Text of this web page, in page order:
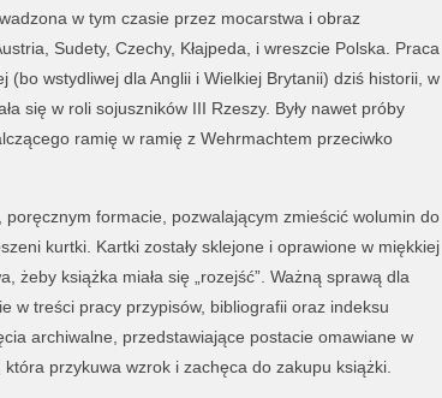
w tym czasie przez mocarstwa i obraz
Sudety, Czechy, Kłajpeda, i wreszcie Polska. Praca
(bo wstydliwej dla Anglii i Wielkiej Brytanii) dziś historii, w
się w roli sojuszników III Rzeszy. Były nawet próby
ramię w ramię z Wehrmachtem przeciwko
formacie, pozwalającym zmieścić wolumin do
kurtki. Kartki zostały sklejone i oprawione w miękkiej
żeby książka miała się „rozejść”. Ważną sprawą dla
w treści pracy przypisów, bibliografii oraz indeksu
archiwalne, przedstawiające postacie omawiane w
przykuwa wzrok i zachęca do zakupu książki.